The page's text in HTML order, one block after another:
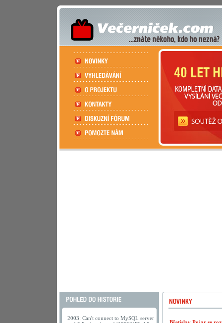
2003: Can't connect to MySQL server